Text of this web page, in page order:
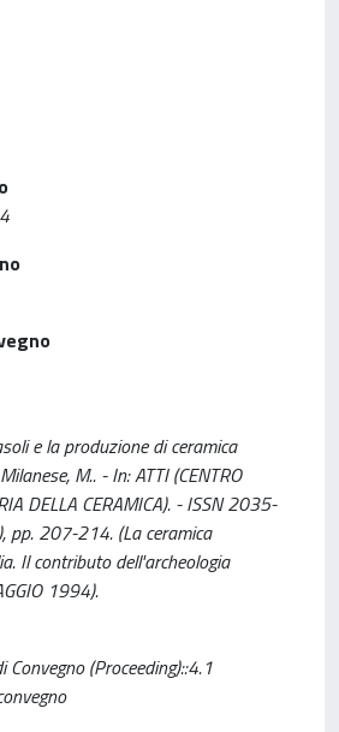
e la produzione di ceramica
M.. - In: ATTI (CENTRO
DELLA CERAMICA). - ISSN 2035-
pp. 207-214. (La ceramica
Il contributo dell'archeologia
1994).
(Proceeding)::4.1